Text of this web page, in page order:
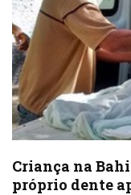
Criança na
próprio dente